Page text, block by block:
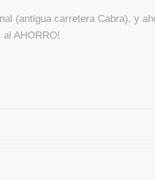
(antigua carretera Cabra), y
AHORRO!